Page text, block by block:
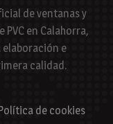
de ventanas y
PVC en Calahorra,
elaboración e
calidad.
Política de cookies